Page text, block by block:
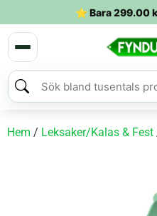
⭐ Bara299.00
Hem / Leksaker/Kalas & Fest